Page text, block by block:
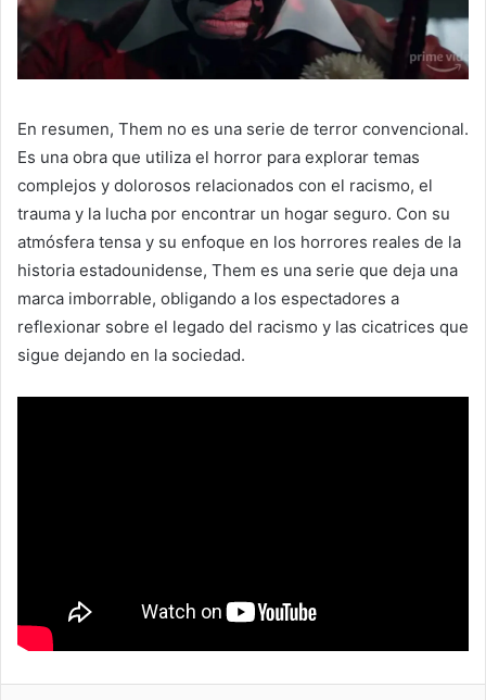
En resumen, Them no es una serie de terror convencional.
Es una obra que utiliza el horror para explorar temas
complejos y dolorosos relacionados con el racismo, el
trauma y la lucha por encontrar un hogar seguro. Con su
atmósfera tensa y su enfoque en los horrores reales de la
historia estadounidense, Them es una serie que deja una
marca imborrable, obligando a los espectadores a
reflexionar sobre el legado del racismo y las cicatrices que
sigue dejando en la sociedad.